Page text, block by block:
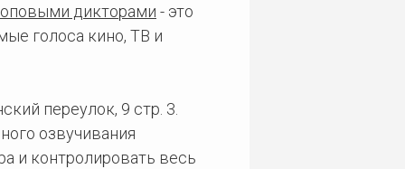
дикторами - это
голоса кино, ТВ и
переулок, 9 стр. 3.
озвучивания
и контролировать весь